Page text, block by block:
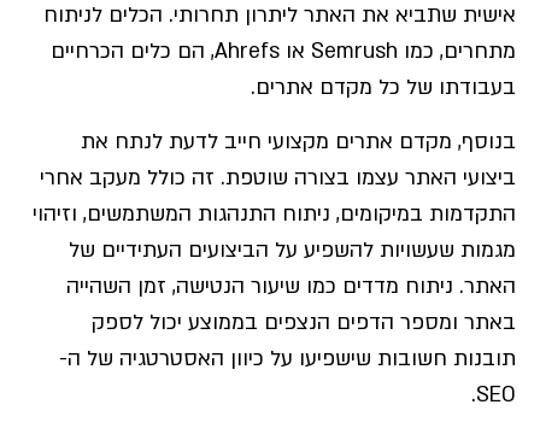
אישית שתביא את האתר ליתרון תחרותי. הכלים לניתוח
מתחרים, כמו Semrush או Ahrefs, הם כלים הכרחיים
בעבודתו של כל מקדם אתרים.
בנוסף, מקדם אתרים מקצועי חייב לדעת לנתח את
ביצועי האתר עצמו בצורה שוטפת. זה כולל מעקב אחרי
התקדמות במיקומים, ניתוח התנהגות המשתמשים, וזיהוי
מגמות שעשויות להשפיע על הביצועים העתידיים של
האתר. ניתוח מדדים כמו שיעור הנטישה, זמן השהייה
באתר ומספר הדפים הנצפים בממוצע יכול לספק
תובנות חשובות שישפיעו על כיוון האסטרטגיה של ה-
SEO.